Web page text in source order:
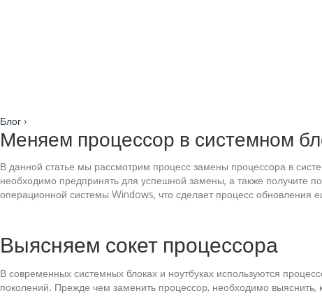
Блог ›
Меняем процессор в системном
В данной статье мы рассмотрим процесс замены процессора в
необходимо предпринять для успешной замены, а также получите
операционной системы Windows, что сделает процесс
Выясняем сокет процессора
В современных системных блоках и ноутбуках используются
поколений. Прежде чем заменить процессор, необходимо выяснить,